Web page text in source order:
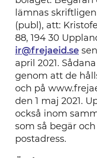
lämnas
(publ), att:
88, 194 30
ir@frejaeid.se
april 2021.
genom att de
och på
den 1 maj 2021.
också inom
som så begär
postadress.